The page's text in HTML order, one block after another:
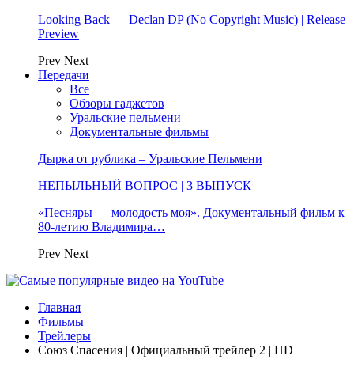
Looking Back — Declan DP (No Copyright Music) | Release
Preview
Prev Next
Передачи
Все
Обзоры гаджетов
Уральские пельмени
Документальные фильмы
Дырка от рублика – Уральские Пельмени
НЕПЫЛЬНЫЙ ВОПРОС | 3 ВЫПУСК
«Песняры — молодость моя». Документальный фильм к
80-летию Владимира…
Prev Next
Главная
Фильмы
Трейлеры
Союз Спасения | Официальный трейлер 2 | HD